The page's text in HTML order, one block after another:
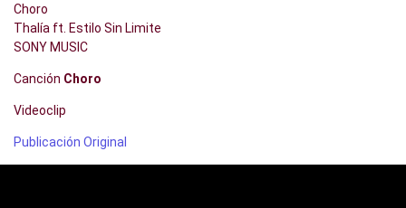
Choro
Thalía ft. Estilo Sin Limite
SONY MUSIC
Canción Choro
Videoclip
Publicación Original